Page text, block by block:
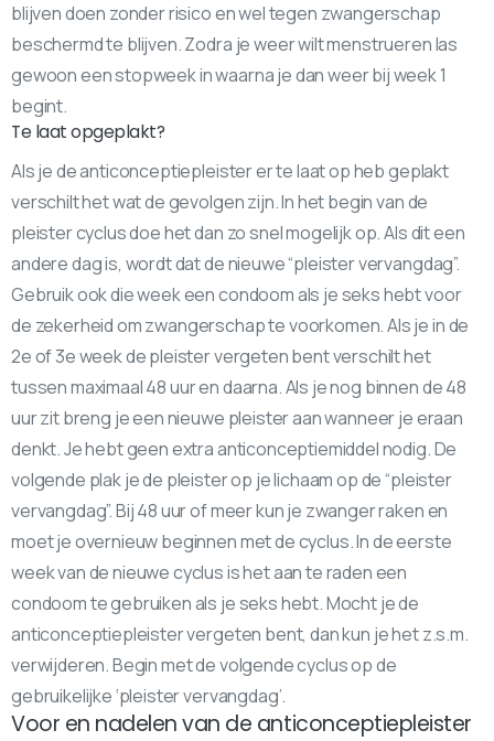
blijven doen zonder risico en wel tegen zwangerschap
beschermd te blijven. Zodra je weer wilt menstrueren las
gewoon een stopweek in waarna je dan weer bij week 1
begint.
Te laat opgeplakt?
Als je de anticonceptiepleister er te laat op heb geplakt
verschilt het wat de gevolgen zijn. In het begin van de
pleister cyclus doe het dan zo snel mogelijk op. Als dit een
andere dag is, wordt dat de nieuwe “pleister vervangdag”.
Gebruik ook die week een condoom als je seks hebt voor
de zekerheid om zwangerschap te voorkomen. Als je in de
2e of 3e week de pleister vergeten bent verschilt het
tussen maximaal 48 uur en daarna. Als je nog binnen de 48
uur zit breng je een nieuwe pleister aan wanneer je eraan
denkt. Je hebt geen extra anticonceptiemiddel nodig. De
volgende plak je de pleister op je lichaam op de “pleister
vervangdag”. Bij 48 uur of meer kun je zwanger raken en
moet je overnieuw beginnen met de cyclus. In de eerste
week van de nieuwe cyclus is het aan te raden een
condoom te gebruiken als je seks hebt. Mocht je de
anticonceptiepleister vergeten bent, dan kun je het z.s.m.
verwijderen. Begin met de volgende cyclus op de
gebruikelijke ‘pleister vervangdag’.
Voor en nadelen van de anticonceptiepleister